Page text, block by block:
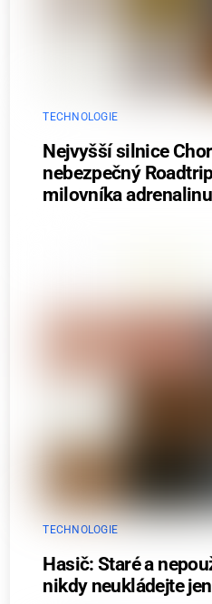
TECHNOLOGIE
Nejvyšší silnice
nebezpečný
milovníka adrenalinu
TECHNOLOGIE
Hasič: Staré a
nikdy neukládejte